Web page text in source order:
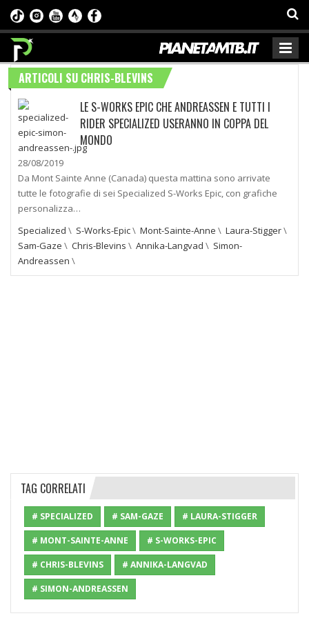
ARTICOLI SU CHRIS-BLEVINS
LE S-WORKS EPIC CHE ANDREASSEN E TUTTI I
RIDER SPECIALIZED USERANNO IN COPPA DEL
MONDO
28/08/2019
Da Mont Sainte Anne (Canada) questa mattina sono arrivate
tutte le fotografie di sei Specialized S-Works Epic, con grafiche
personalizza…
Specialized \ S-Works-Epic\ Mont-Sainte-Anne \ Laura-Stigger\
Sam-Gaze \ Chris-Blevins \ Annika-Langvad \ Simon-
Andreassen \
TAG CORRELATI
# SPECIALIZED # SAM-GAZE # LAURA-STIGGER
# MONT-SAINTE-ANNE # S-WORKS-EPIC
# CHRIS-BLEVINS # ANNIKA-LANGVAD
# SIMON-ANDREASSEN